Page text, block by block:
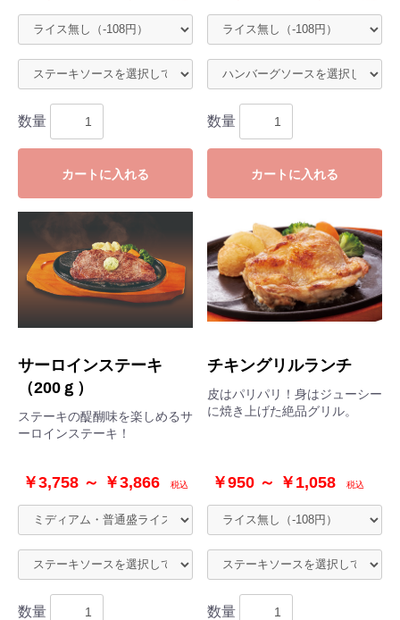
数量
カートに入れる
数量
カートに入れる
サーロインステーキ
（200ｇ）
ステーキの醍醐味を楽しめるサ
ーロインステーキ！
￥3,758 ～ ￥3,866 税込
数量
チキングリルランチ
皮はパリパリ！身はジューシー
に焼き上げた絶品グリル。
￥950 ～ ￥1,058 税込
数量